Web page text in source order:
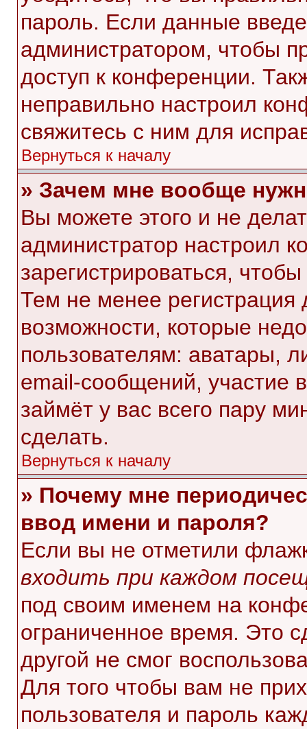
пароль. Если данные
администратором, чтобы
доступ к конференции.
неправильно настроил
свяжитесь с ним для
Вернуться к началу
» Зачем мне вообще
Вы можете этого и не
администратор настроил
зарегистрироваться,
Тем не менее
возможности, которые
пользователям: аватары,
email-сообщений, участие
займёт у вас всего пару
сделать.
Вернуться к началу
» Почему мне
ввод имени и пароля?
Если вы не отметили
входить при каждом
под своим именем на
ограниченное время. Это
другой не смог
Для того чтобы вам не
пользователя и пароль